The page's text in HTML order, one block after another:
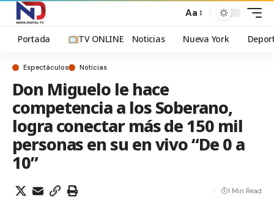
Aa
Portada TV ONLINE Noticias Nueva York
Espectáculos Noticias
Don Miguelo le hace
competencia a los Soberano,
logra conectar más de 150 mil
personas en su en vivo “De 0 a
10”
1 Min Read